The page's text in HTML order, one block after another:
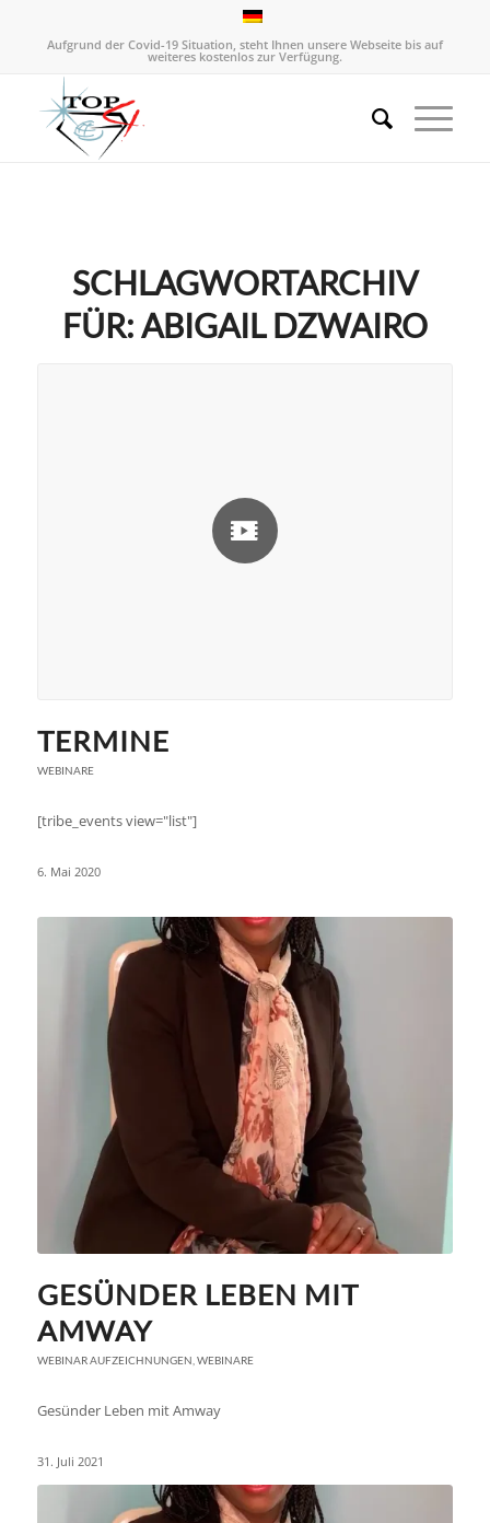
Aufgrund der Covid-19 Situation, steht Ihnen unsere Webseite bis auf
weiteres kostenlos zur Verfügung.
SCHLAGWORTARCHIV
FÜR:ABIGAIL DZWAIRO
TERMINE
WEBINARE
[tribe_events view="list"]
6. Mai 2020
GESÜNDER LEBEN MIT
AMWAY
WEBINAR AUFZEICHNUNGEN WEBINARE
Gesünder Leben mit Amway
31. Juli 2021